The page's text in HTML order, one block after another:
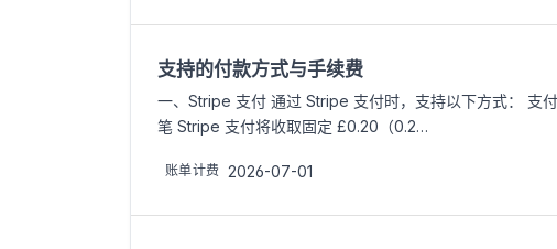
支持的付款方式与手续费
一、Stripe 支付 通过 Stripe 支付时，支持以下方式：
笔 Stripe 支付将收取固定 £0.20（0.2…
账单计费 2026-07-01